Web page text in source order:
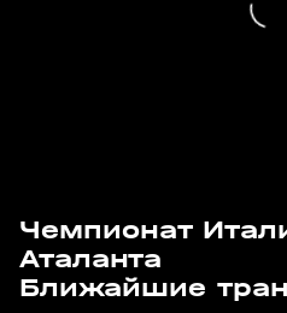
Чемпионат
Аталанта
Ближайшие
22 авг, 19:25